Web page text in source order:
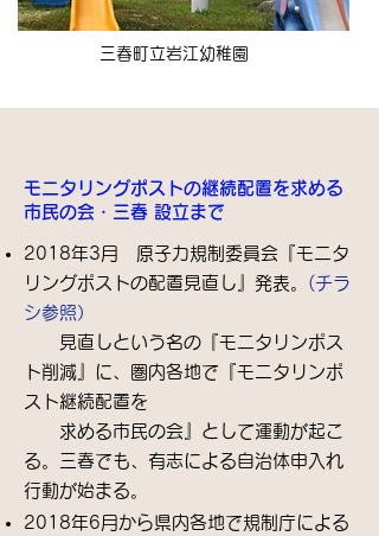
​三春町立岩江幼稚園
​モニタリングポストの継続配置を求める
市民の会・三春 設立まで
2018年3月 原子力規制委員会『モニタ
リングポストの配置見直し』発表。 (チラ
シ参照）
見直しという名の『モニタリンポス
ト削減』に、圏内各地で『モニタリンポ
スト継続配置を
求める市民の会』として運動が起こ
る。三春でも、有志による自治体申入れ
行動が始まる。
2018年6月から県内各地で規制庁による